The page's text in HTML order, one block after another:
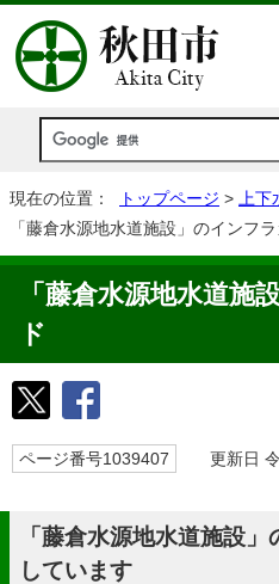
現在の位置： トップページ > 上
「藤倉水源地水道施設」のインフ
「藤倉水源地水道施
ド
ページ番号1039407 更新日 令
「藤倉水源地水道施設
しています